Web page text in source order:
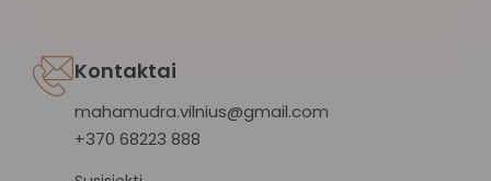
Kontaktai
mahamudra.vilnius@gmail.com
+370 68223 888